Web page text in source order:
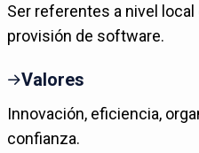
Ser referentes a nivel
provisión de software.
Valores
Innovación, eficiencia,
confianza.